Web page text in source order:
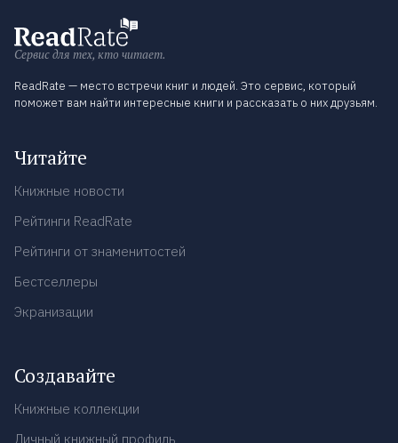
Сервис для тех, кто читает.
ReadRate — место встречи книг и людей. Это сервис, который
поможет вам найти интересные книги и рассказать о них друзьям.
Читайте
Книжные новости
Рейтинги ReadRate
Рейтинги от знаменитостей
Бестселлеры
Экранизации
Создавайте
Книжные коллекции
Личный книжный профиль